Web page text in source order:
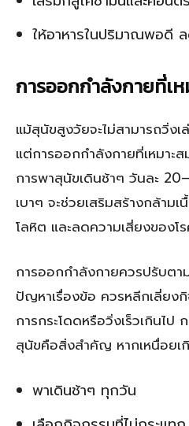
ให้อาหารในปริมาณพอดี
การออกกำลังกายที่เห
แม้สุนัขสูงวัยจะไม่สามารถวิ่ง
แต่การออกกำลังกายที่เหมาะ
การพาสุนัขเดินช้าๆ วันละ
เบาๆ จะช่วยเสริมสร้างกล้าม
โลหิต และลดความเสี่ยงของโ
การออกกำลังกายควรปรับต
ปัญหาเรื่องข้อ ควรหลีกเลี่ยง
การกระโดดหรือวิ่งเร็วเกินไป
สุนัขคือสิ่งสำคัญ หากเหนื่อยเ
พาเดินช้าๆ ทุกวัน